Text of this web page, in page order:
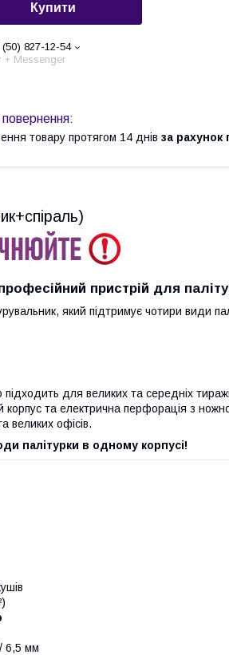
Купити
(50) 827-12-54
+ Messenger
товару протягом 14 днів за рахунок
пристрій для
який підтримує чотири види
підходить для великих та середніх
корпус та електрична перфорація з
великих офісів.
палітурки в одному корпусі!
6,5 мм